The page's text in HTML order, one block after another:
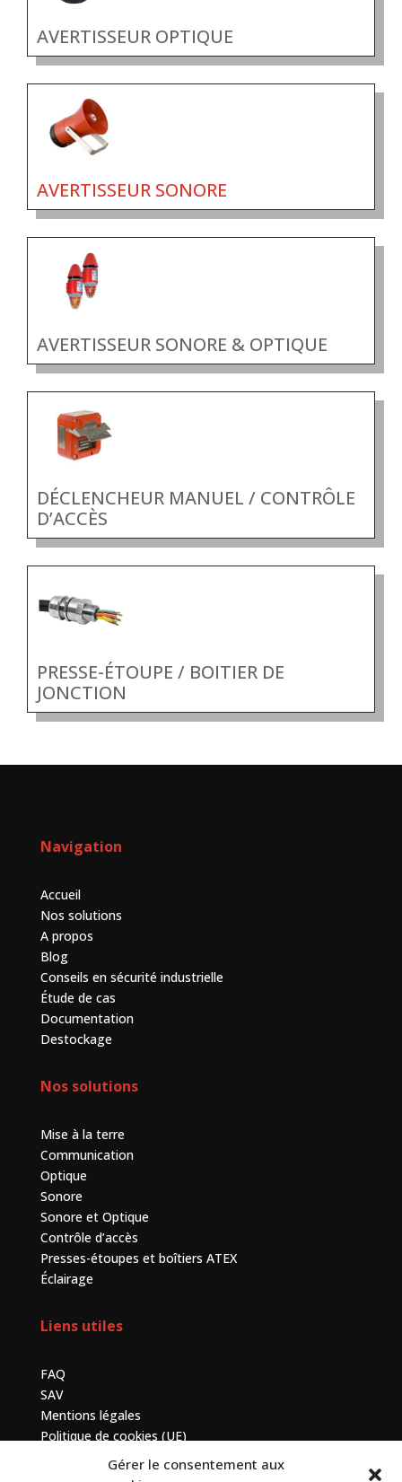
Gérer le consentement aux
AVERTISSEUR OPTIQUE
AVERTISSEUR SONORE
AVERTISSEUR SONORE & OPTIQUE
DÉCLENCHEUR MANUEL / CONTRÔLE
D’ACCÈS
PRESSE-ÉTOUPE / BOITIER DE
JONCTION
Navigation
Accueil
Nos solutions
A propos
Blog
Conseils en sécurité industrielle
Étude de cas
Documentation
Destockage
Nos solutions
Mise à la terre
Communication
Optique
Sonore
Sonore et Optique
Contrôle d’accès
Presses-étoupes et boîtiers ATEX
Éclairage
Liens utiles
FAQ
SAV
Mentions légales
Politique de cookies (UE)